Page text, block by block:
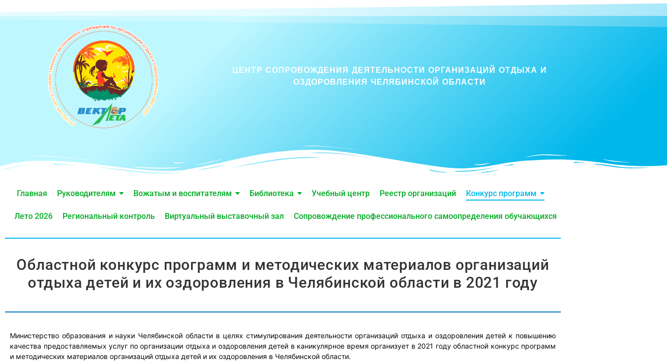
ЦЕНТР СОПРОВОЖДЕНИЯ ДЕЯТЕЛЬНОСТИ ОРГАНИЗАЦИЙ ОТДЫХА И
ОЗДОРОВЛЕНИЯ ЧЕЛЯБИНСКОЙ ОБЛАСТИ
Главная Руководителям Вожатым и воспитателям Библиотека Учебный центр Реестр организаций Конкурс программ
Лето 2026 Региональный контроль Виртуальный выставочный зал Сопровождение профессионального самоопределения обучающихся
Областной конкурс программ и методических материалов организаций
отдыха детей и их оздоровления в Челябинской области в 2021 году
Министерство образования и науки Челябинской области в целях стимулирования деятельности организаций отдыха и оздоровления детей к повышению
качества предоставляемых услуг по организации отдыха и оздоровления детей в каникулярное время организует в 2021 году областной конкурс программ
и методических материалов организаций отдыха детей и их оздоровления в Челябинской области.